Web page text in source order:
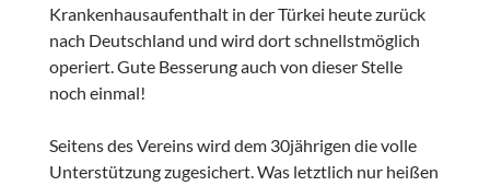
Krankenhausaufenthalt in der Türkei heute zurück
nach Deutschland und wird dort schnellstmöglich
operiert. Gute Besserung auch von dieser Stelle
noch einmal!
Seitens des Vereins wird dem 30jährigen die volle
Unterstützung zugesichert. Was letztlich nur heißen